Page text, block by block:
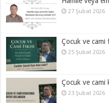
27 Şubat 2026
Çocuk ve cami
25 Şubat 2026
Çocuk ve cami
23 Şubat 2026